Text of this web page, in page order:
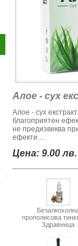
Алое - сух
Алое - сух
благоприятен
не предизвиква
ефекти....
Цена: 9.00 лв.
прополисова
Здравница